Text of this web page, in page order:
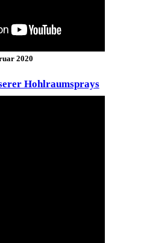
2020
Hohlraumsprays